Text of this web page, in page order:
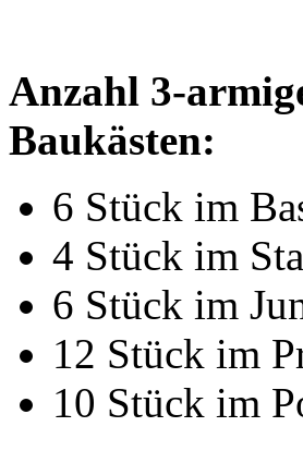
Anzahl 3-
Baukästen:
6 Stück im
4 Stück im
6 Stück im
12 Stück im
10 Stück im